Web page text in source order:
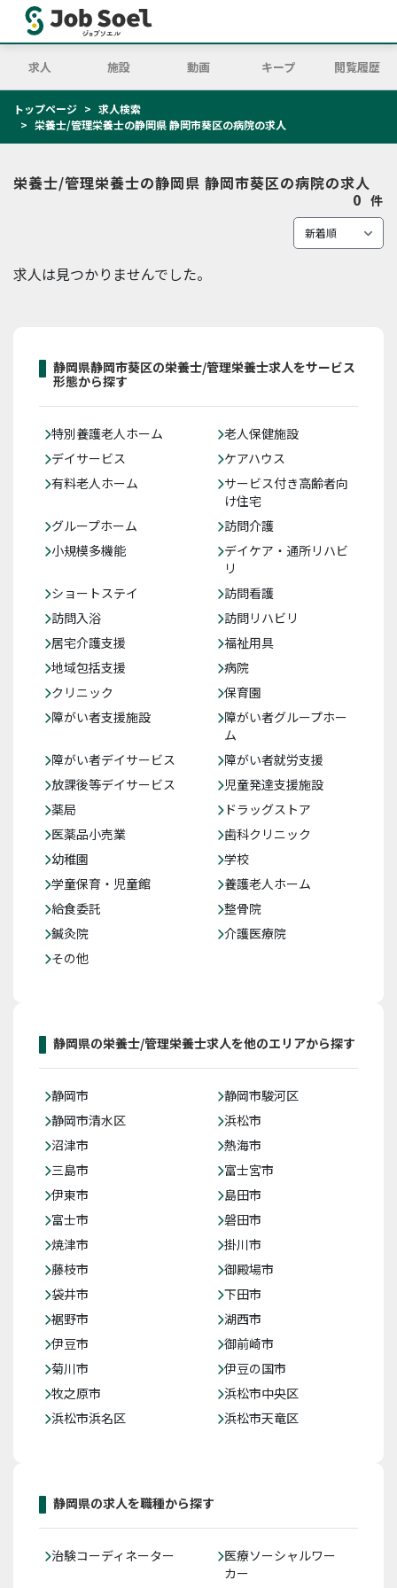
求人 施設 動画 キープ 閲覧履歴
トップページ
求人検索
栄養士/管理栄養士の静岡県 静岡市葵区の病院の求人
栄養士/管理栄養士の静岡県 静岡市葵区の病院の求人
0 件
求人は見つかりませんでした。
静岡県静岡市葵区の栄養士/管理栄養士求人をサービス
形態から探す
特別養護老人ホーム
老人保健施設
デイサービス
ケアハウス
有料老人ホーム
サービス付き高齢者向
け住宅
グループホーム
訪問介護
小規模多機能
デイケア・通所リハビ
リ
ショートステイ
訪問看護
訪問入浴
訪問リハビリ
居宅介護支援
福祉用具
地域包括支援
病院
クリニック
保育園
障がい者支援施設
障がい者グループホー
ム
障がい者デイサービス
障がい者就労支援
放課後等デイサービス
児童発達支援施設
薬局
ドラッグストア
医薬品小売業
歯科クリニック
幼稚園
学校
学童保育・児童館
養護老人ホーム
給食委託
整骨院
鍼灸院
介護医療院
その他
静岡県の栄養士/管理栄養士求人を他のエリアから探す
静岡市
静岡市駿河区
静岡市清水区
浜松市
沼津市
熱海市
三島市
富士宮市
伊東市
島田市
富士市
磐田市
焼津市
掛川市
藤枝市
御殿場市
袋井市
下田市
裾野市
湖西市
伊豆市
御前崎市
菊川市
伊豆の国市
牧之原市
浜松市中央区
浜松市浜名区
浜松市天竜区
静岡県の求人を職種から探す
治験コーディネーター
医療ソーシャルワー
カー